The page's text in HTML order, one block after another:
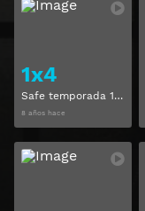
1x4
Safe temporada 1 capitulo 4
8 años hace